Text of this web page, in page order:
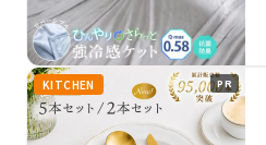
KITCHEN PR